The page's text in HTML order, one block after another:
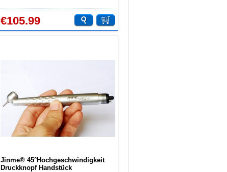
€105.99
Jinme® 45°Hochgeschwindigkeit
Druckknopf Handstück